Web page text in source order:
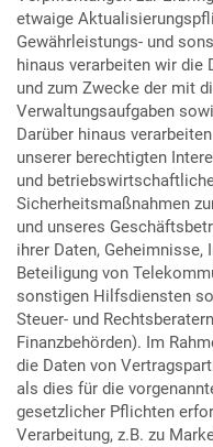
etwaige
Gewährleistungs- und
hinaus verarbeiten wir die
und zum Zwecke der mit
Verwaltungsaufgaben
Darüber hinaus
unserer berechtigten
und
Sicherheitsmaßnahmen
und unseres
ihrer Daten, Geheimnisse,
Beteiligung von
sonstigen Hilfsdiensten
Steuer- und
Finanzbehörden). Im
die Daten von
als dies für die
gesetzlicher Pflichten
Verarbeitung, z.B. zu